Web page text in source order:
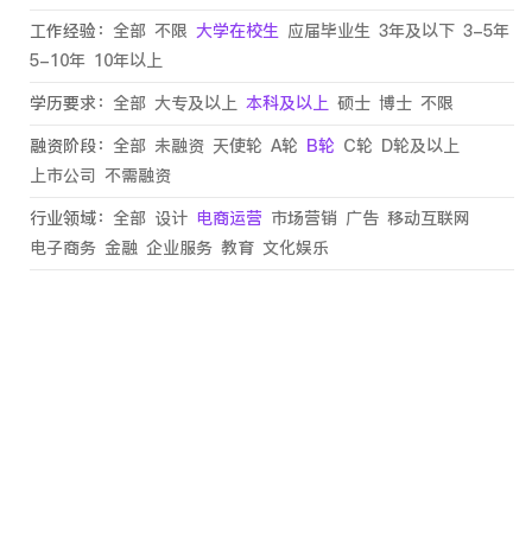
工作经验： 全部 不限 大学在校生 应届毕业生 3年及以下 3-5年
5-10年 10年以上
学历要求： 全部 大专及以上 本科及以上 硕士 博士 不限
融资阶段： 全部 未融资 天使轮 A轮 B轮 C轮 D轮及以上
上市公司 不需融资
行业领域： 全部 设计 电商运营 市场营销 广告 移动互联网
电子商务 金融 企业服务 教育 文化娱乐